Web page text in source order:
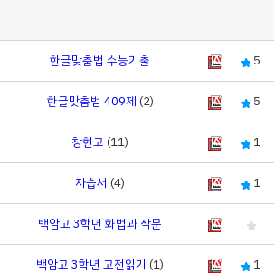
한글맞춤법 수능기출
5
한글맞춤법 409제 (2)
5
창현고 (11)
1
자습서 (4)
1
백암고 3학년 화법과 작문
백암고 3학년 고전읽기 (1)
1